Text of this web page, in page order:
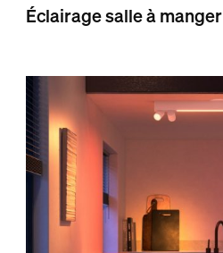
Éclairage salle à manger